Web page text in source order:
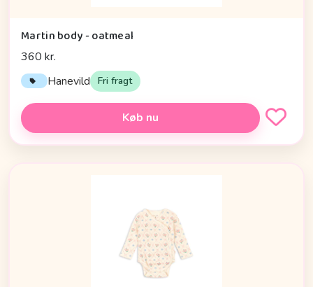
Martin body - oatmeal
360 kr.
Hanevild Fri fragt
Køb nu